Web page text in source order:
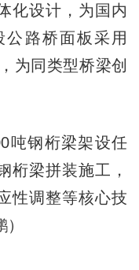
化设计，为国内
路桥面板采用
为同类型桥梁创
钢桁梁架设任
桁梁拼装施工，
性调整等核心技